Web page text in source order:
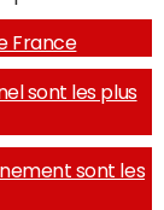
France
sont les plus
sont les